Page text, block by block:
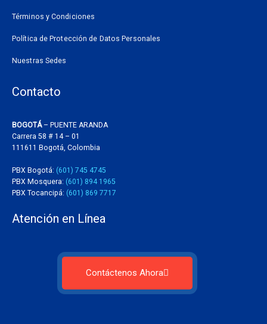
Términos y Condiciones
Política de Protección de Datos Personales
Nuestras Sedes
Contacto
BOGOTÁ– PUENTE ARANDA
Carrera 58 # 14 – 01
111611 Bogotá, Colombia
PBX Bogotá: (601) 745 4745
PBX Mosquera: (601) 894 1965
PBX Tocancipá: (601) 869 7717
Atención en Línea
Contáctenos Ahora